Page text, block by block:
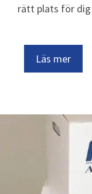
rätt plats för
Läs mer